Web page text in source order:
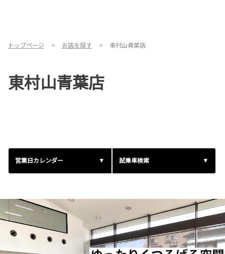
トップページ お店を探す 東村山青葉店
東村山青葉店
営業日カレンダー 試乗車検索